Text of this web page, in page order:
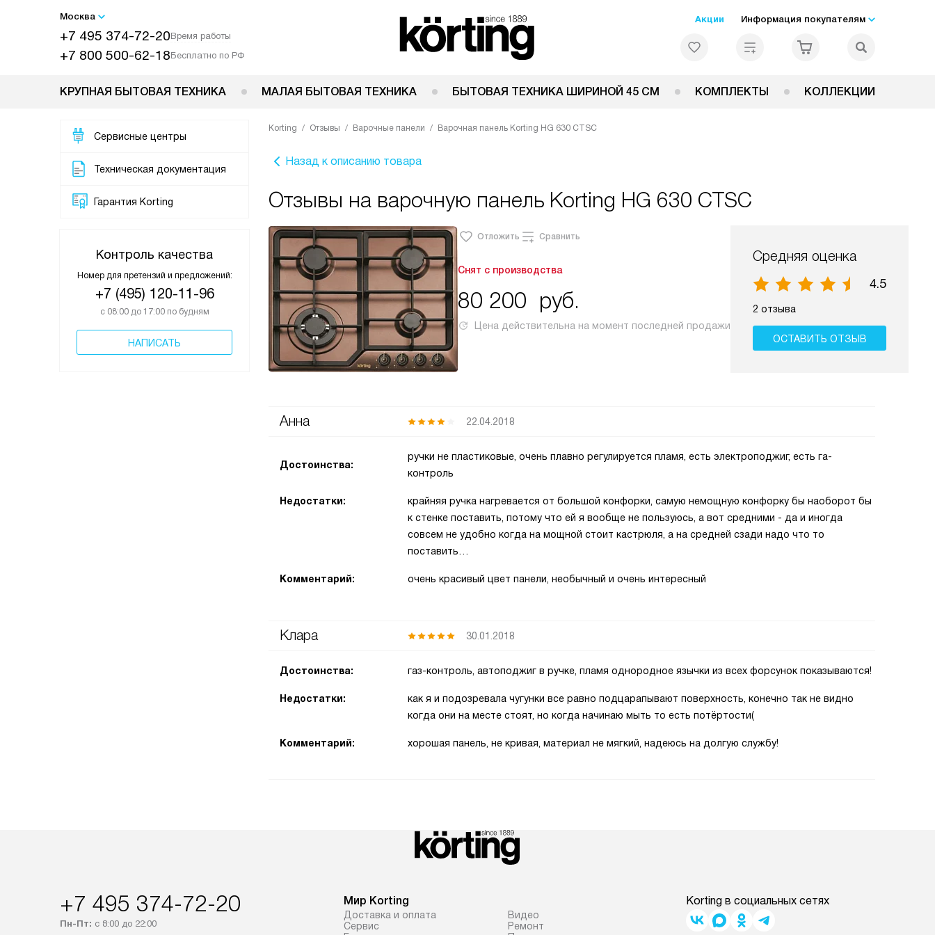
Москва
+7 495 374-72-20Время работы
+7 800 500-62-18Бесплатно по РФ
Акции Информация покупателям
КРУПНАЯ БЫТОВАЯ ТЕХНИКА МАЛАЯ БЫТОВАЯ ТЕХНИКА БЫТОВАЯ ТЕХНИКА ШИРИНОЙ 45 СМ КОМПЛЕКТЫ КОЛЛЕКЦИИ
Сервисные центры
Техническая документация
Гарантия Korting
Контроль качества
Номер для претензий и предложений:
+7 (495) 120-11-96
с 08:00 до 17:00 по будням
НАПИСАТЬ
Korting Отзывы Варочные панели Варочная панель Korting HG 630 CTSC
Назад к описанию товара
Отзывы на варочную панель Korting HG 630 CTSC
Отложить Сравнить
Снят с производства
80 200 руб.
Цена действительна на момент последней продажи
Средняя оценка
4.5
2 отзыва
ОСТАВИТЬ ОТЗЫВ
Анна 22.04.2018
Достоинства:
ручки не пластиковые, очень плавно регулируется пламя, есть электроподжиг, есть га-
контроль
Недостатки:
крайняя ручка нагревается от большой конфорки, самую немощную конфорку бы наоборот бы
к стенке поставить, потому что ей я вообще не пользуюсь, а вот средними - да и иногда
совсем не удобно когда на мощной стоит кастрюля, а на средней сзади надо что то
поставить…
Комментарий: очень красивый цвет панели, необычный и очень интересный
Клара 30.01.2018
Достоинства: газ-контроль, автоподжиг в ручке, пламя однородное язычки из всех форсунок показываются!
Недостатки:
как я и подозревала чугунки все равно подцарапывают поверхность, конечно так не видно
когда они на месте стоят, но когда начинаю мыть то есть потёртости(
Комментарий: хорошая панель, не кривая, материал не мягкий, надеюсь на долгую службу!
+7 495 374-72-20
Пн-Пт: с 8:00 до 22:00
Мир Korting
Доставка и оплата
Сервис
Видео
Ремонт
Korting в социальных сетях